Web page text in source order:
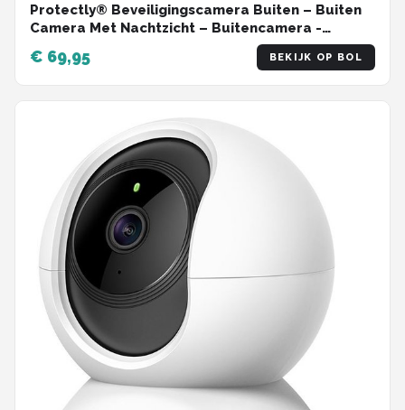
Protectly® Beveiligingscamera Buiten – Buiten
Camera Met Nachtzicht – Buitencamera -
Security camera - 3K HD 5MP - Met WiFi en APP -
Incl. 64GB SD - Zwart
€ 69,95 BEKIJK OP BOL